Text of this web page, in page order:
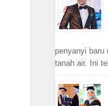
penyanyi baru
tanah air. Ini